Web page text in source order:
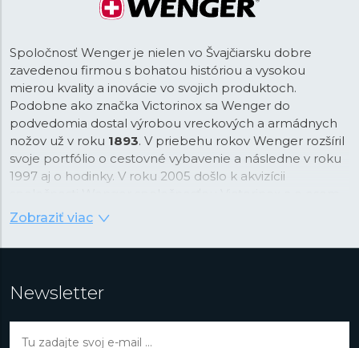
Spoločnosť Wenger je nielen vo Švajčiarsku dobre
zavedenou firmou s bohatou históriou a vysokou
mierou kvality a inovácie vo svojich produktoch.
Podobne ako značka Victorinox sa Wenger do
podvedomia dostal výrobou vreckových a armádnych
nožov už v roku 1893. V priebehu rokov Wenger rozšíril
svoje portfólio o cestovné vybavenie a následne v roku
1997 aj o hodinky. V roku 2005 došlo k akvizícii
rokov neskôr sa Wenger nože stali súčasťou ponuky
výrobu hodiniek a cestovného vybavenia špičkovej
spoľahlivosť so štýlom, moderný dizajn s maximálnou
funkčnosťou a dobre vybrané materiály so starostlivým
Zobraziť viac
Newsletter